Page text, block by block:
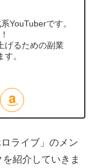
YouTuberです。
げるための副業
。
ライブ」のメン
紹介していきま